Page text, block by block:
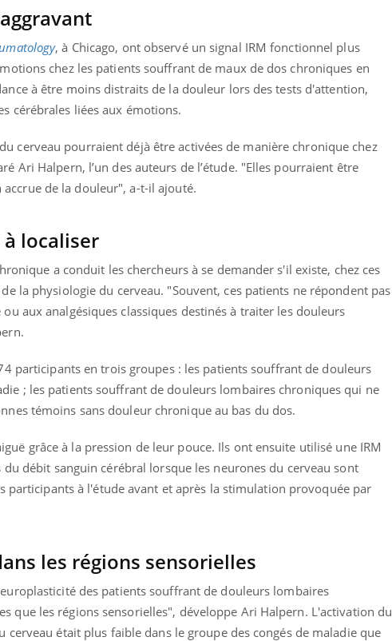
, à Chicago, ont observé un signal IRM fonctionnel plus
chez les patients souffrant de maux de dos chroniques en
à être moins distraits de la douleur lors des tests d'attention,
cérébrales liées aux émotions.
cerveau pourraient déjà être activées de manière chronique chez
Ari Halpern, l’un des auteurs de l’étude. "Elles pourraient être
de la douleur", a-t-il ajouté.
localiser
a conduit les chercheurs à se demander s'il existe, chez ces
la physiologie du cerveau. "Souvent, ces patients ne répondent pas
aux analgésiques classiques destinés à traiter les douleurs
participants en trois groupes : les patients souffrant de douleurs
; les patients souffrant de douleurs lombaires chroniques qui ne
témoins sans douleur chronique au bas du dos.
grâce à la pression de leur pouce. Ils ont ensuite utilisé une IRM
débit sanguin cérébral lorsque les neurones du cerveau sont
participants à l'étude avant et après la stimulation provoquée par
les régions sensorielles
des patients souffrant de douleurs lombaires
que les régions sensorielles", développe Ari Halpern. L'activation du
était plus faible dans le groupe des congés de maladie que